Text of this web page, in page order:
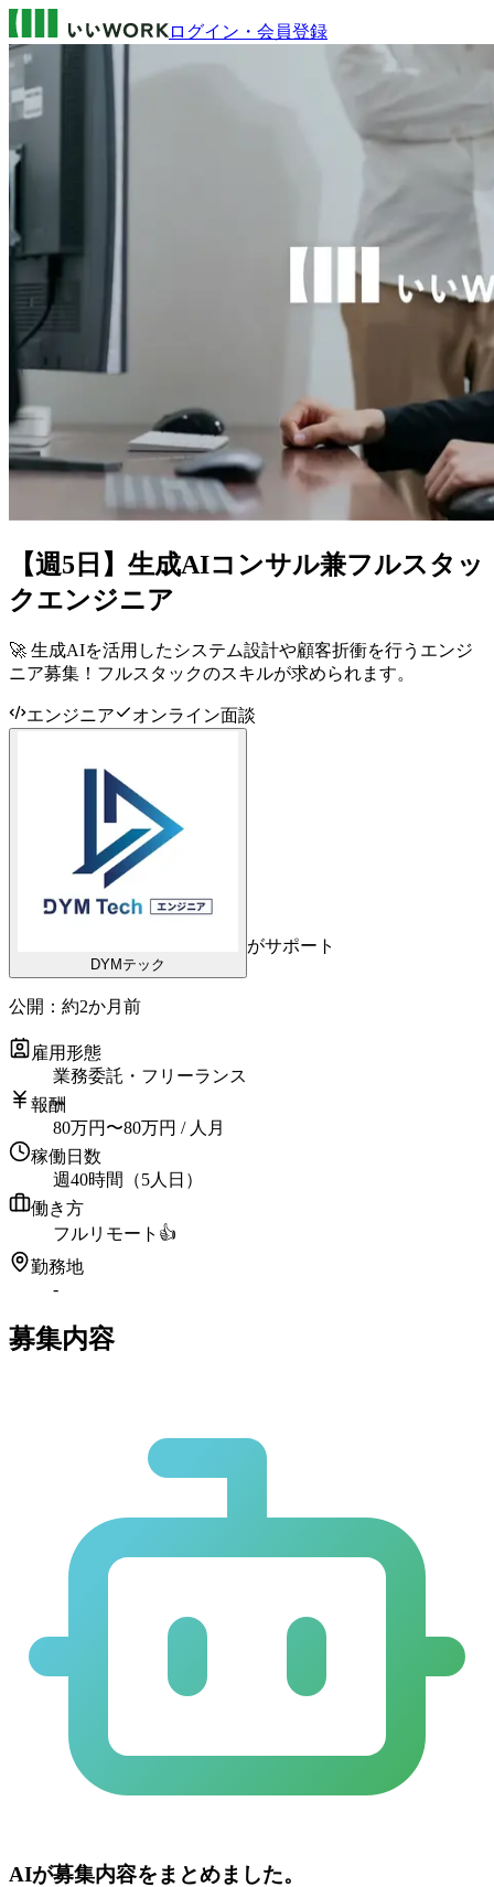
ログイン・会員登録
【週5日】生成AIコンサル兼フルスタッ
クエンジニア
🚀 生成AIを活用したシステム設計や顧客折衝を行うエンジ
ニア募集！フルスタックのスキルが求められます。
エンジニア オンライン面談
DYMテック
がサポート
公開： 約2か月前
雇用形態
業務委託・フリーランス
報酬
80万円 〜80万円 / 人月
稼働日数
週40時間（5人日）
働き方
フルリモート 👍
勤務地
-
募集内容
AIが募集内容をまとめました。